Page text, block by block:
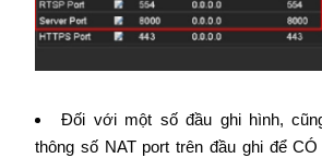
Đối với một số đầu ghi hình,
thông số NAT port trên đầu ghi để